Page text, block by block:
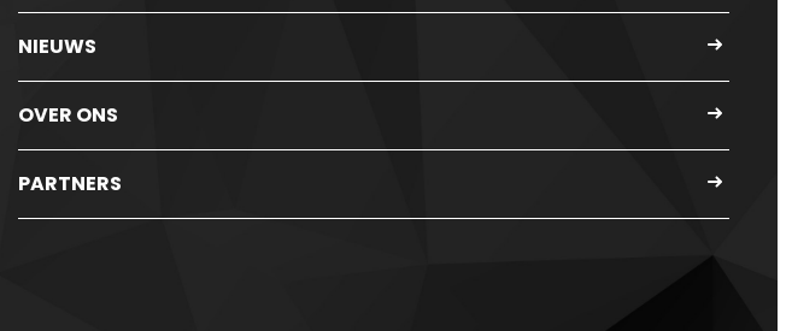
NIEUWS
OVER ONS
PARTNERS